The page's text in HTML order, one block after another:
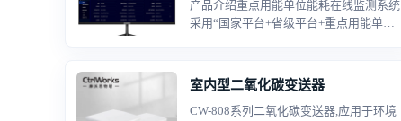
产品介绍重点用能单位能耗在线监测系统
采用“国家平台+省级平台+重点用能单位
用能单位等用户提供不同层次的服务。重
点用能单位端能耗监测数据上传到省级平
台，再由省级平台上传至国家平台。没有
室内型二氧化碳变送器
CW-808系列二氧化碳变送器,应用于环境